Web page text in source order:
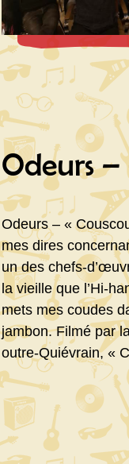
Odeurs –
Odeurs – «
mes dires
un des chefs-
la vieille que l’Hi-
mets mes coudes
jambon. Filmé par
outre-Quiévrain, «